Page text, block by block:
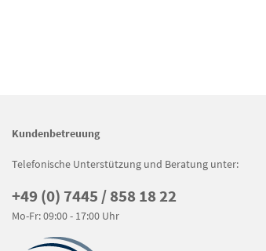
Kundenbetreuung
Telefonische Unterstützung und Beratung unter:
+49 (0) 7445 / 858 18 22
Mo-Fr: 09:00 - 17:00 Uhr